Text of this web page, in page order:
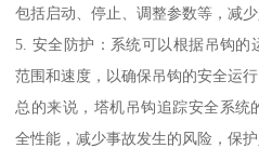
包括启动、停止、调整参数等，减少
5. 安全防护：系统可以根据吊钩
范围和速度，以确保吊钩的安全运
总的来说，塔机吊钩追踪安全系统
全性能，减少事故发生的风险，保护